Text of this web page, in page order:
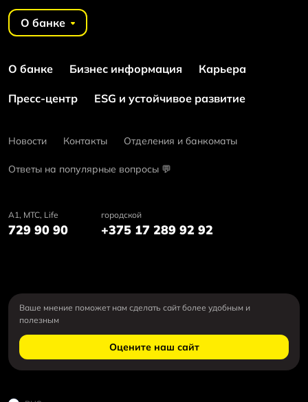
О банке
О банке Бизнес информация Карьера
Пресс-центр ESG и устойчивое развитие
Новости Контакты Отделения и банкоматы
Ответы на популярные вопросы 💬
А1, MTC, Life
729 90 90
городской
+375 17 289 92 92
Ваше мнение поможет нам сделать сайт более удобным и
полезным
Оцените наш сайт